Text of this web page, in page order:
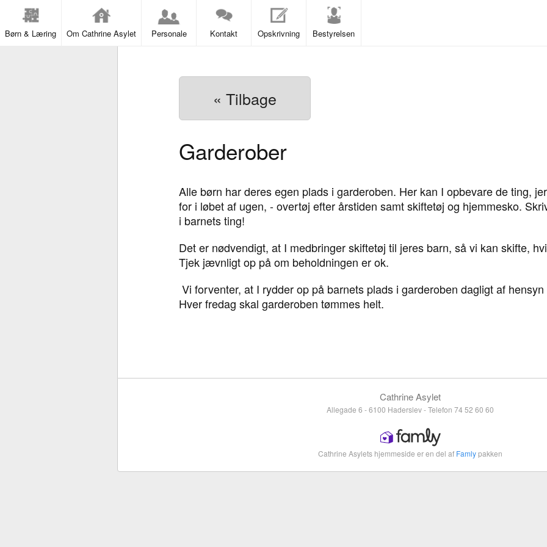
Børn & Læring Om Cathrine Asylet Personale Kontakt Opskrivning Bestyrelsen
« Tilbage
Garderober
Alle børn har deres egen plads i garderoben. Her kan I opbevare de ting,
for i løbet af ugen, - overtøj efter årstiden samt skiftetøj og hjemmesko.
i barnets ting!
Det er nødvendigt, at I medbringer skiftetøj til jeres barn, så vi kan skifte,
Tjek jævnligt op på om beholdningen er ok.
Vi forventer, at I rydder op på barnets plads i garderoben dagligt af
Hver fredag skal garderoben tømmes helt.
Cathrine Asylet
Allegade 6 - 6100 Haderslev - Telefon 74 52 60 60
Cathrine Asylets hjemmeside er en del af Famlypakken